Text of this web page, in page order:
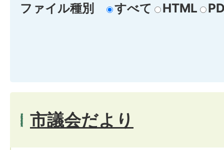
ファイル種別 すべて HTML
市議会だより